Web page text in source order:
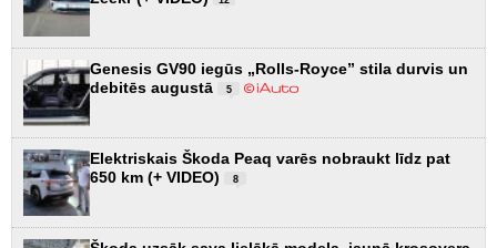
Genesis GV90 iegūs „Rolls-Royce” stila durvis un
debitēs augustā
5
Elektriskais Škoda Peaq varēs nobraukt līdz pat
650 km (+ VIDEO)
8